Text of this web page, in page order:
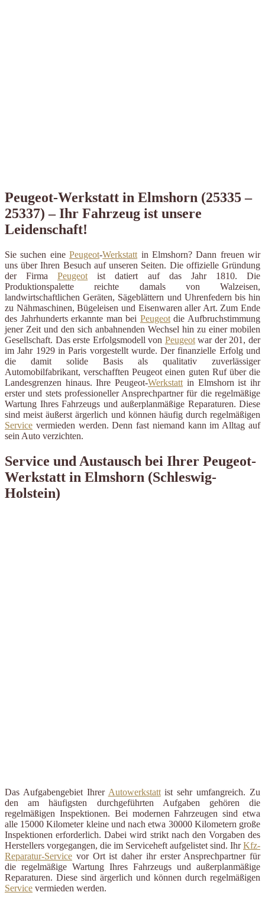
Peugeot-Werkstatt in Elmshorn (25335 –
25337) – Ihr Fahrzeug ist unsere
Leidenschaft!
Sie suchen einePeugeot-Werkstatt in Elmshorn? Dann freuen wir
uns über Ihren Besuch auf unseren Seiten. Die offizielle Gründung
der FirmaPeugeot ist datiert auf das Jahr 1810. Die
Produktionspalette reichte damals von Walzeisen,
landwirtschaftlichen Geräten, Sägeblättern und Uhrenfedern bis hin
zu Nähmaschinen, Bügeleisen und Eisenwaren aller Art. Zum Ende
des Jahrhunderts erkannte man bei Peugeotdie Aufbruchstimmung
jener Zeit und den sich anbahnenden Wechsel hin zu einer mobilen
Gesellschaft. Das erste Erfolgsmodell von Peugeotwar der 201, der
im Jahr 1929 in Paris vorgestellt wurde. Der finanzielle Erfolg und
die damit solide Basis als qualitativ zuverlässiger
Automobilfabrikant, verschafften Peugeot einen guten Ruf über die
Landesgrenzen hinaus. Ihre Peugeot-Werkstatt in Elmshorn ist ihr
erster und stets professioneller Ansprechpartner für die regelmäßige
Wartung Ihres Fahrzeugs und außerplanmäßige Reparaturen. Diese
sind meist äußerst ärgerlich und können häufig durch regelmäßigen
Service vermieden werden. Denn fast niemand kann im Alltag auf
sein Auto verzichten.
Service und Austausch bei Ihrer Peugeot-
Werkstatt in Elmshorn (Schleswig-
Holstein)
Das Aufgabengebiet Ihrer Autowerkstattist sehr umfangreich. Zu
den am häufigsten durchgeführten Aufgaben gehören die
regelmäßigen Inspektionen. Bei modernen Fahrzeugen sind etwa
alle 15000 Kilometer kleine und nach etwa 30000 Kilometern große
Inspektionen erforderlich. Dabei wird strikt nach den Vorgaben des
Herstellers vorgegangen, die im Serviceheft aufgelistet sind. IhrKfz-
Reparatur-Service vor Ort ist daher ihr erster Ansprechpartner für
die regelmäßige Wartung Ihres Fahrzeugs und außerplanmäßige
Reparaturen. Diese sind ärgerlich und können durch regelmäßigen
Service vermieden werden.